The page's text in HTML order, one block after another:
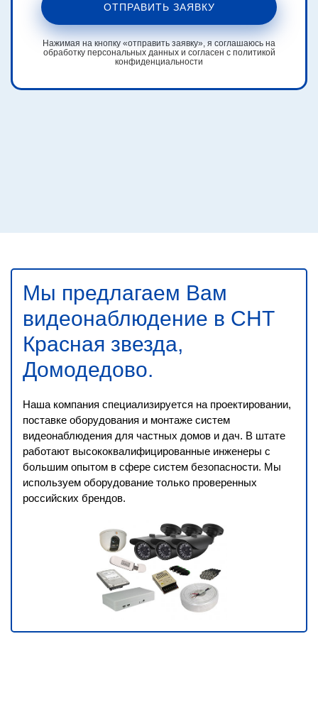
ОТПРАВИТЬ ЗАЯВКУ
Нажимая на кнопку «отправить заявку», я соглашаюсь на
обработку персональных данных и согласен с политикой
конфиденциальности
Мы предлагаем Вам
видеонаблюдение в СНТ
Красная звезда,
Домодедово.
Наша компания специализируется на проектировании,
поставке оборудования и монтаже систем
видеонаблюдения для частных домов и дач. В штате
работают высококвалифицированные инженеры с
большим опытом в сфере систем безопасности. Мы
используем оборудование только проверенных
российских брендов.